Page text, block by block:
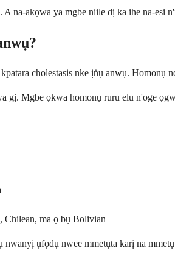
na-akọwa ya mgbe niile dị ka ihe na-esi
cholestasis nke ịṅụ anwụ. Homonụ
gị. Mgbe ọkwa homonụ ruru elu n'oge
Chilean, ma ọ bụ Bolivian
ụfọdụ nwee mmetụta karị na